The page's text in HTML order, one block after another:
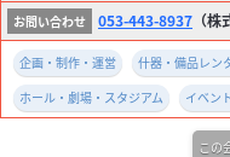
053-443-8937 （
企画・制作・運営 什器・備品レン
ホール・劇場・スタジアム
イベン
この